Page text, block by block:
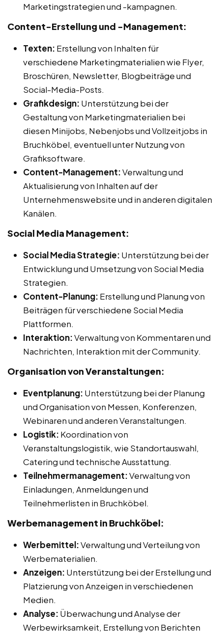
Marketingstrategien und -kampagnen.
Content-Erstellung und -Management:
Texten: Erstellung von Inhalten für
verschiedene Marketingmaterialien wie Flyer,
Broschüren, Newsletter, Blogbeiträge und
Social-Media-Posts.
Grafikdesign: Unterstützung bei der
Gestaltung von Marketingmaterialien bei
diesen Minijobs, Nebenjobs und Vollzeitjobs in
Bruchköbel, eventuell unter Nutzung von
Grafiksoftware.
Content-Management:Verwaltung und
Aktualisierung von Inhalten auf der
Unternehmenswebsite und in anderen digitalen
Kanälen.
Social Media Management:
Social Media Strategie: Unterstützung bei der
Entwicklung und Umsetzung von Social Media
Strategien.
Content-Planung: Erstellung und Planung von
Beiträgen für verschiedene Social Media
Plattformen.
Interaktion:Verwaltung von Kommentaren und
Nachrichten, Interaktion mit der Community.
Organisation von Veranstaltungen:
Eventplanung: Unterstützung bei der Planung
und Organisation von Messen, Konferenzen,
Webinaren und anderen Veranstaltungen.
Logistik: Koordination von
Veranstaltungslogistik, wie Standortauswahl,
Catering und technische Ausstattung.
Teilnehmermanagement:Verwaltung von
Einladungen, Anmeldungen und
Teilnehmerlisten in Bruchköbel.
Werbemanagement in Bruchköbel:
Werbemittel:Verwaltung und Verteilung von
Werbematerialien.
Anzeigen: Unterstützung bei der Erstellung und
Platzierung von Anzeigen in verschiedenen
Medien.
Analyse: Überwachung und Analyse der
Werbewirksamkeit, Erstellung von Berichten